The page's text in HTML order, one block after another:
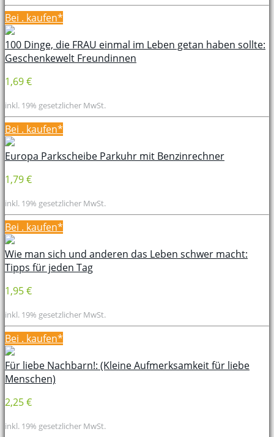
Bei . kaufen*
100 Dinge, die FRAU einmal im Leben getan haben sollte:
Geschenkewelt Freundinnen
1,69 €
inkl. 19% gesetzlicher MwSt.
Bei . kaufen*
Europa Parkscheibe Parkuhr mit Benzinrechner
1,79 €
inkl. 19% gesetzlicher MwSt.
Bei . kaufen*
Wie man sich und anderen das Leben schwer macht:
Tipps für jeden Tag
1,95 €
inkl. 19% gesetzlicher MwSt.
Bei . kaufen*
Für liebe Nachbarn!: (Kleine Aufmerksamkeit für liebe
Menschen)
2,25 €
inkl. 19% gesetzlicher MwSt.